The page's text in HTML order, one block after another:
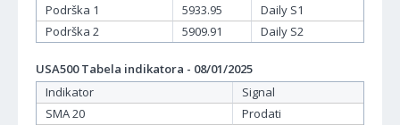
Podrška 1
5933.95
Daily S1
Podrška 2
5909.91 Daily S2
USA500 Tabela indikatora - 08/01/2025
Indikator
Signal
SMA 20
Prodati